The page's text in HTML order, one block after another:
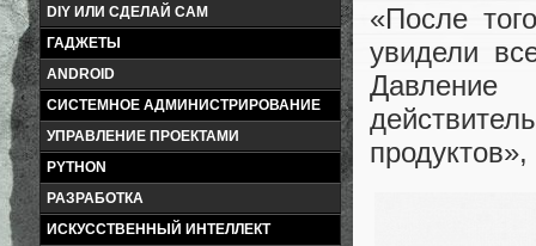
DIY ИЛИ СДЕЛАЙ САМ
ГАДЖЕТЫ
ANDROID
СИСТЕМНОЕ АДМИНИСТРИРОВАНИЕ
УПРАВЛЕНИЕ ПРОЕКТАМИ
PYTHON
РАЗРАБОТКА
ИСКУССТВЕННЫЙ ИНТЕЛЛЕКТ
«После
увидели
Давление